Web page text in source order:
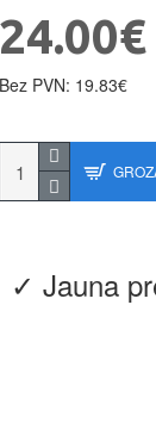
✓ Jauna
24.00€
Bez PVN: 19.83€